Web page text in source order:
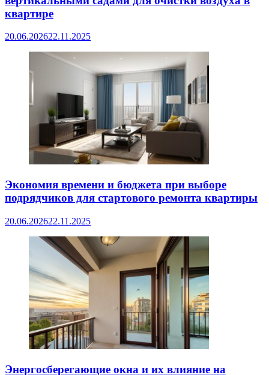
квартире
20.06.202622.11.2025
Экономия времени и бюджета при выборе
подрядчиков для стартового ремонта квартиры
20.06.202622.11.2025
Энергосберегающие окна и их влияние на